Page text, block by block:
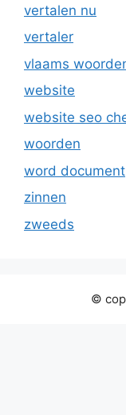
vertalen nu
vertaler
vlaams
website
website seo
woorden
word document
zinnen
zweeds
©